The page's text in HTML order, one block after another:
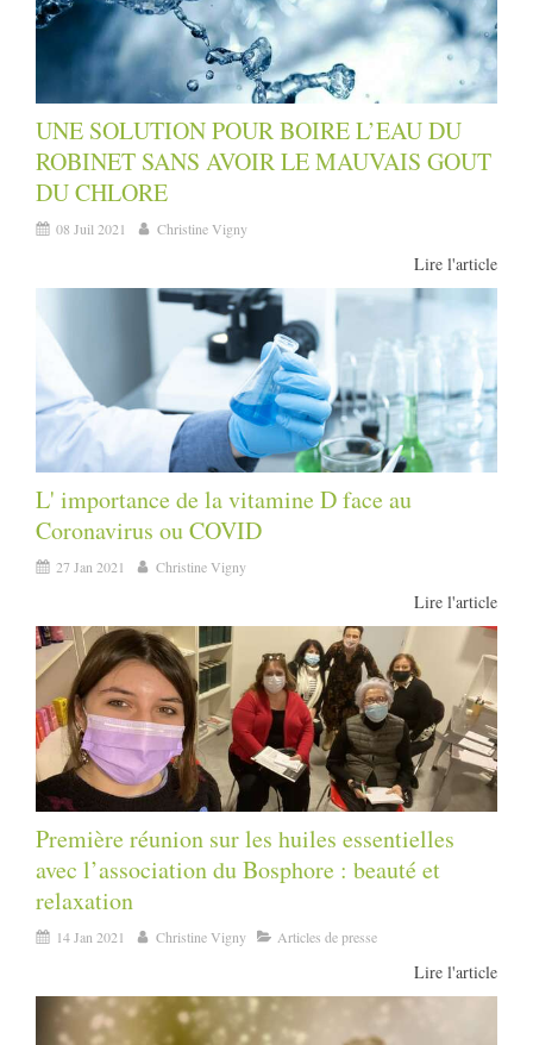
UNE SOLUTION POUR BOIRE L’EAU DU
ROBINET SANS AVOIR LE MAUVAIS GOUT
DU CHLORE
08 Juil 2021 Christine Vigny
Lire l'article
L' importance de la vitamine D face au
Coronavirus ou COVID
27 Jan 2021 Christine Vigny
Lire l'article
Première réunion sur les huiles essentielles
avec l’association du Bosphore : beauté et
relaxation
14 Jan 2021 Christine Vigny Articles de presse
Lire l'article